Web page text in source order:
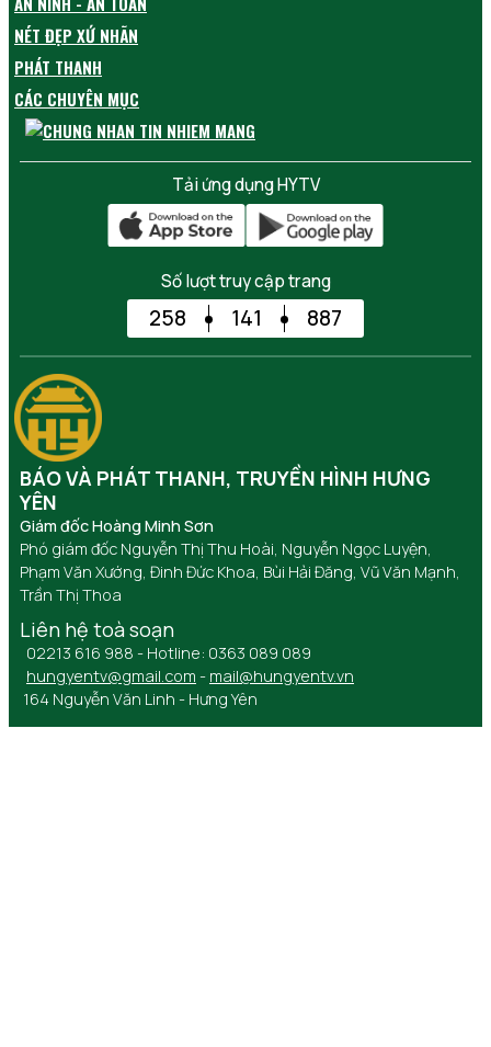
NÉT ĐẸP XỨ NHÃN
PHÁT THANH
CÁC CHUYÊN MỤC
Tải ứng dụng HYTV
Số lượt truy cập trang
258 141 887
BÁO VÀ PHÁT THANH, TRUYỀN HÌNH HƯNG
YÊN
Giám đốc Hoàng Minh Sơn
Phó giám đốc Nguyễn Thị Thu Hoài, Nguyễn Ngọc Luyện,
Phạm Văn Xướng, Đinh Đức Khoa, Bùi Hải Đăng, Vũ Văn Mạnh,
Trần Thị Thoa
Liên hệ toà soạn
02213 616 988 - Hotline: 0363 089 089
hungyentv@gmail.com - mail@hungyentv.vn
164 Nguyễn Văn Linh - Hưng Yên